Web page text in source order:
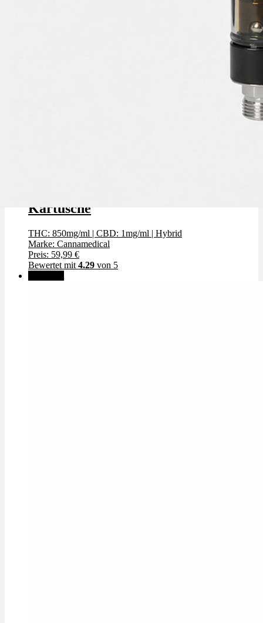
Kartusche
THC: 850mg/ml | CBD: 1mg/ml | Hybrid
Marke: Cannamedical
Preis: 59,99 €
Bewertet mit 4.29 von 5